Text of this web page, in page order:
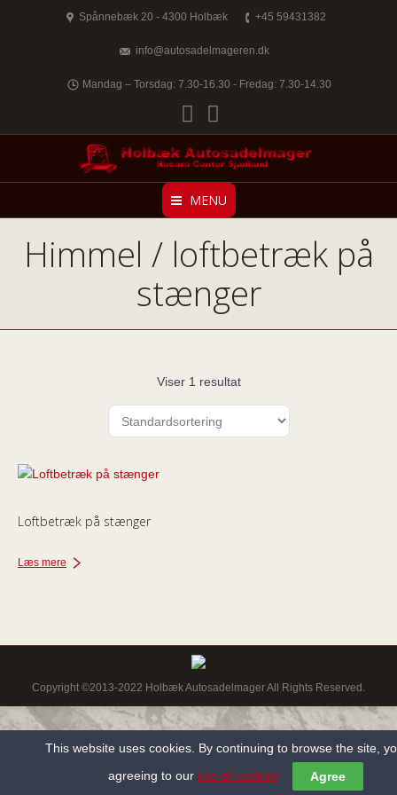
Spånnebæk 20 - 4300 Holbæk +45 59431382
info@autosadelmageren.dk
Mandag – Torsdag: 7.30-16.30 - Fredag: 7.30-14.30
Facebook
MENU
Himmel / loftbetræk på
stænger
Viser 1 resultat
Loftbetræk på stænger
Læs mere
Copyright ©2013-2022 Holbæk Autosadelmager All Rights Reserved.
This website uses cookies. By continuing to browse the site,
agreeing to our use of cookies Agree